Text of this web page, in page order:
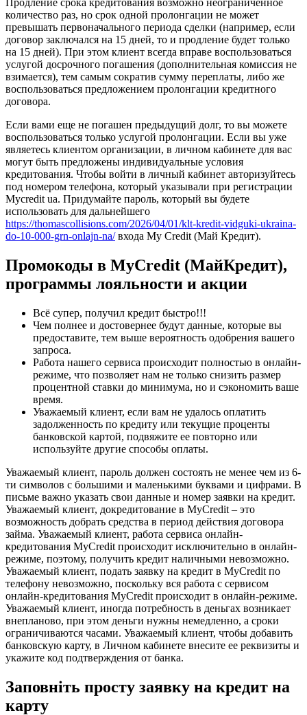
Продление срока кредитования возможно неограниченное
количество раз, но срок одной пролонгации не может
превышать первоначального периода сделки (например, если
договор заключался на 15 дней, то и продление будет только
на 15 дней). При этом клиент всегда вправе воспользоваться
услугой досрочного погашения (дополнительная комиссия не
взимается), тем самым сократив сумму переплаты, либо же
воспользоваться предложением пролонгации кредитного
договора.
Если вами еще не погашен предыдущий долг, то вы можете
воспользоваться только услугой пролонгации. Если вы уже
являетесь клиентом организации, в личном кабинете для вас
могут быть предложены индивидуальные условия
кредитования. Чтобы войти в личный кабинет авторизуйтесь
под номером телефона, который указывали при регистрации
Mycredit ua. Придумайте пароль, который вы будете
использовать для дальнейшего
https://thomascollisions.com/2026/04/01/klt-kredit-vidguki-ukraina-
do-10-000-grn-onlajn-na/входа My Credit (Май Кредит).
Промокоды в MyCredit (МайКредит),
программы лояльности и акции
Всё супер, получил кредит быстро!!!
Чем полнее и достовернее будут данные, которые вы
предоставите, тем выше вероятность одобрения вашего
запроса.
Работа нашего сервиса происходит полностью в онлайн-
режиме, что позволяет нам не только снизить размер
процентной ставки до минимума, но и сэкономить ваше
время.
Уважаемый клиент, если вам не удалось оплатить
задолженность по кредиту или текущие проценты
банковской картой, подвяжите ее повторно или
используйте другие способы оплаты.
Уважаемый клиент, пароль должен состоять не менее чем из 6-
ти символов с большими и маленькими буквами и цифрами. В
письме важно указать свои данные и номер заявки на кредит.
Уважаемый клиент, докредитование в MyCredit – это
возможность добрать средства в период действия договора
займа. Уважаемый клиент, работа сервиса онлайн-
кредитования MyCredit происходит исключительно в онлайн-
режиме, поэтому, получить кредит наличными невозможно.
Уважаемый клиент, подать заявку на кредит в MyCredit по
телефону невозможно, поскольку вся работа с сервисом
онлайн-кредитования MyCredit происходит в онлайн-режиме.
Уважаемый клиент, иногда потребность в деньгах возникает
внепланово, при этом деньги нужны немедленно, а сроки
ограничиваются часами. Уважаемый клиент, чтобы добавить
банковскую карту, в Личном кабинете внесите ее реквизиты и
укажите код подтверждения от банка.
Заповніть просту заявку на кредит на
карту